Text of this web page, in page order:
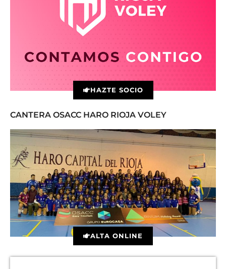
HAZTE SOCIO
CANTERA OSACC HARO RIOJA VOLEY
ALTA ONLINE